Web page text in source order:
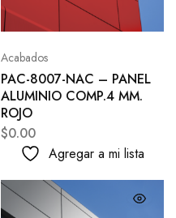
Acabados
PAC-8007-NAC – PANEL
ALUMINIO COMP.4 MM.
ROJO
$0.00
Agregar a mi lista